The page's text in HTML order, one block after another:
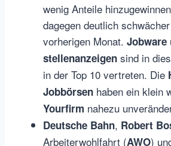
wenig Anteile
dagegen deutlich
vorherigen Monat. Jobware
stellenanzeigen sind in
in der Top 10 vertreten. Die
Jobbörsen haben ein klein
Yourfirm nahezu
Deutsche Bahn, Robert
Arbeiterwohlfahrt (AWO)